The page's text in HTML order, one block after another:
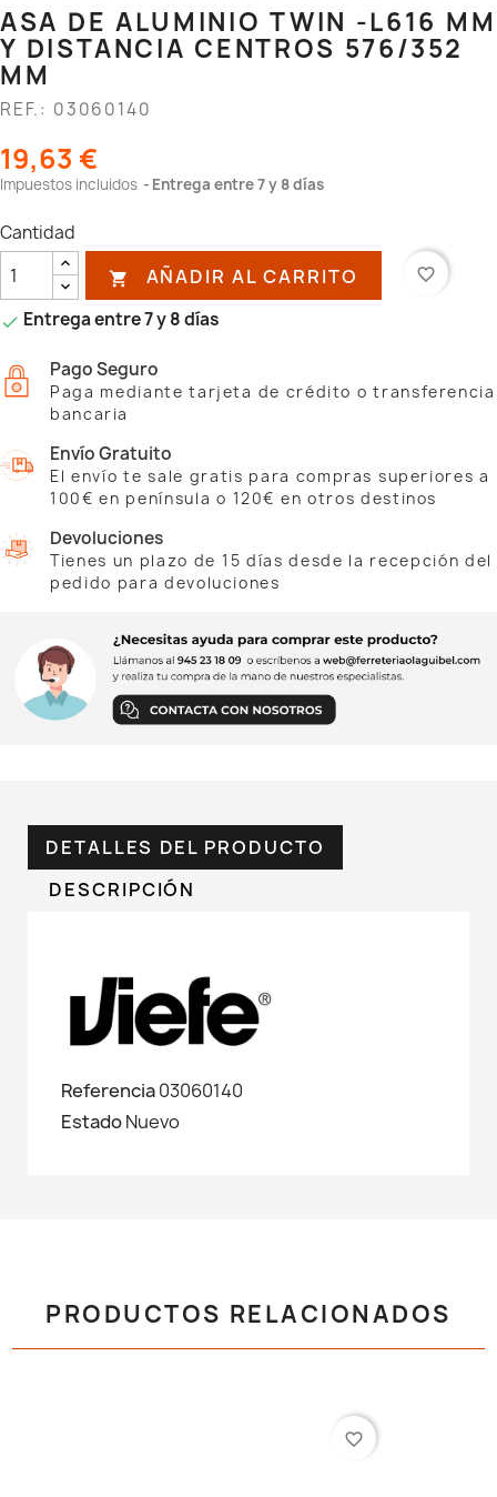
ASA DE ALUMINIO TWIN -L616 MM
Y DISTANCIA CENTROS 576/352
MM
REF.: 03060140
19,63 €
Impuestos incluidos Entrega entre 7 y 8 días
Cantidad
 AÑADIR AL CARRITO favorite_border
 Entrega entre 7 y 8 días
Pago Seguro
Paga mediante tarjeta de crédito o transferencia
bancaria
Envío Gratuito
El envío te sale gratis para compras superiores a
100€ en península o 120€ en otros destinos
Devoluciones
Tienes un plazo de 15 días desde la recepción del
pedido para devoluciones
DETALLES DEL PRODUCTO
DESCRIPCIÓN
Referencia03060140
EstadoNuevo
PRODUCTOS RELACIONADOS
favorite_border